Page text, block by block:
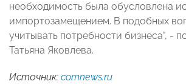
необходимость была обусловлена
импортозамещением. В подобных
учитывать потребности бизнеса", -
Татьяна Яковлева.
Источник: comnews.ru